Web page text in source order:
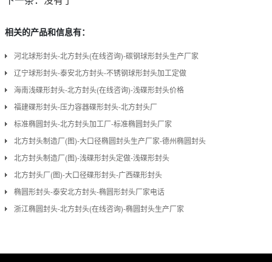
相关的产品和信息有：
河北球形封头-北方封头(在线咨询)-碳钢球形封头生产厂家
辽宁球形封头-泰安北方封头-不锈钢球形封头加工定做
海南浅碟形封头-北方封头(在线咨询)-浅碟形封头价格
福建碟形封头-压力容器碟形封头-北方封头厂
标准椭圆封头-北方封头加工厂-标准椭圆封头厂家
北方封头制造厂(图)-大口径椭圆封头生产厂家-德州椭圆封头
北方封头制造厂(图)-浅碟形封头定做-浅碟形封头
北方封头厂(图)-大口径碟形封头-广西碟形封头
椭圆形封头-泰安北方封头-椭圆形封头厂家电话
浙江椭圆封头-北方封头(在线咨询)-椭圆封头生产厂家